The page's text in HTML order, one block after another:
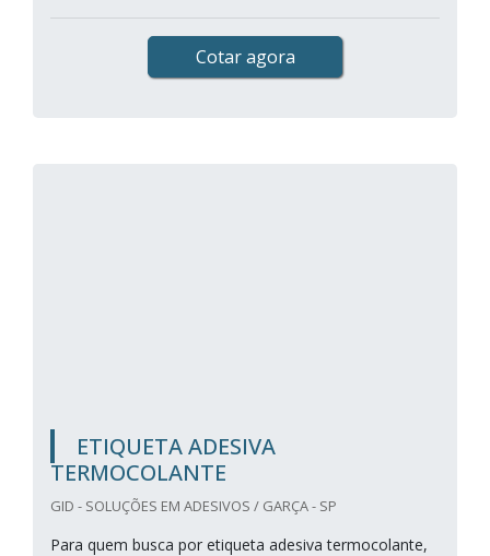
Cotar agora
ETIQUETA ADESIVA
TERMOCOLANTE
GID - SOLUÇÕES EM ADESIVOS / GARÇA - SP
Para quem busca por etiqueta adesiva termocolante,